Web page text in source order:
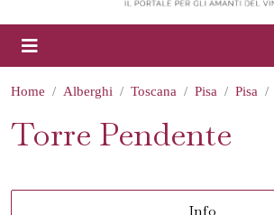
Home Alberghi Toscana Pisa Pisa
Torre Pendente
Info